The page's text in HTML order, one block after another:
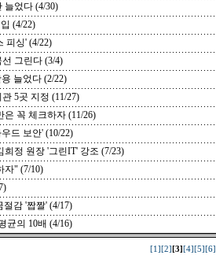
늘었다 (4/30)
(4/22)
피싱' (4/22)
그린다 (3/4)
늘었다 (2/22)
5곳 지정 (11/27)
꼭 체크하자 (11/26)
드 보안' (10/22)
정 원장 '그린IT' 강조 (7/23)
자" (7/10)
감 '짭짤' (4/17)
균의 10배 (4/16)
[1] [2] [3] [4] [5] [6]